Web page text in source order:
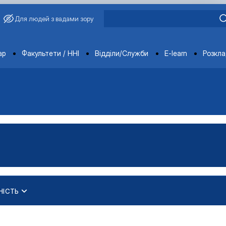
Для людей з вадами зору
Факультети / ННІ Відділи/Служби E-learn
рівня вищої освіти
рівня вищої освіти